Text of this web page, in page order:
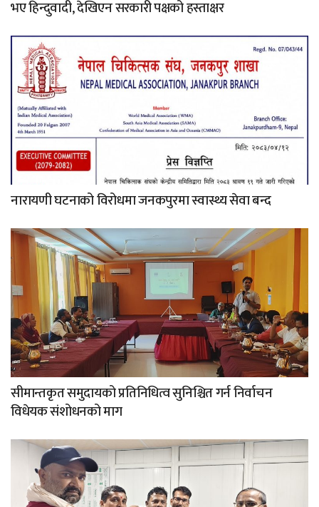
भए हिन्दुवादी, देखिएन सरकारी पक्षको हस्ताक्षर
नारायणी घटनाको विरोधमा जनकपुरमा स्वास्थ्य सेवा बन्द
सीमान्तकृत समुदायको प्रतिनिधित्व सुनिश्चित गर्न निर्वाचन
विधेयक संशोधनको माग